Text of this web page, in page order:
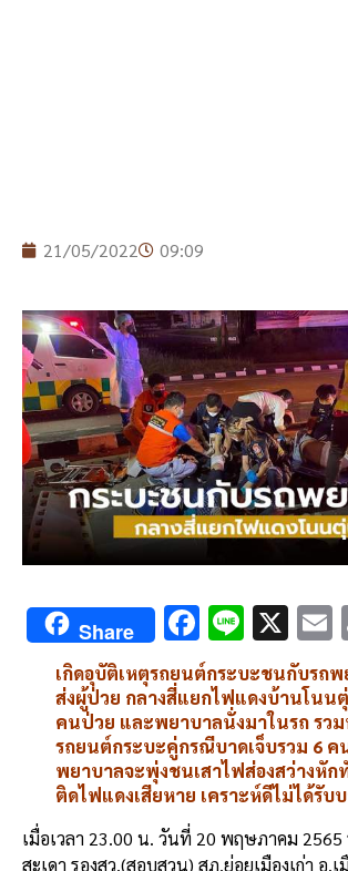
21/05/2022 09:09
Share F
ac
e
b
o
o
k
Li
n
e
X
l
เกิดอุบัติเหตุรถยนต์กระบะชนกับรถ
ส่งผู้ป่วย กลางสี่แยกไฟแดงบ้านโน
คนป่วย และพยาบาลนั่งมาในรถ รว
รถยนต์กระบะคู่กรณีบาดเจ็บรวม 6 ค
พยาบาลจะพุ่งชนเสาไฟส่องสว่างหัก
ติดไฟแดงเสียหาย เคราะห์ดีไม่ได้รับ
เมื่อเวลา 23.00 น. วันที่ 20 พฤษภาคม 2565
สะเดา รองสว.(สอบสวน) สภ.ย่อยเมืองเก่า อ.